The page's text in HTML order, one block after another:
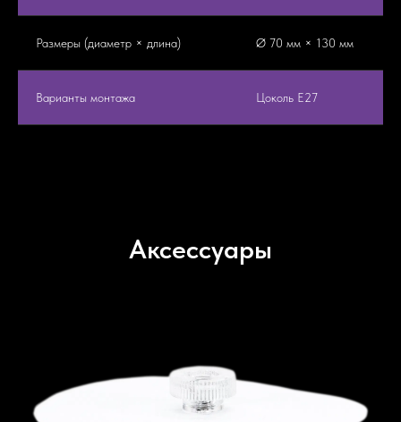
Размеры (диаметр × длина) Ø 70 мм × 130 мм
Варианты монтажа Цоколь E27
Аксессуары